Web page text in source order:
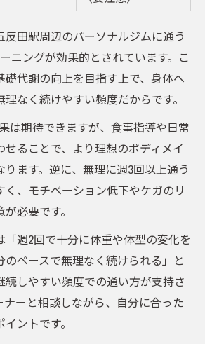
反田駅周辺のパーソナルジムに通う
ニングが効果的とされています。こ
礎代謝の向上を目指す上で、身体へ
なく続けやすい頻度だからです。
は期待できますが、食事指導や日常
せることで、より理想のボディメイ
ます。逆に、無理に週3回以上通う
く、モチベーション低下やケガのリ
必要です。
「週2回で十分に体重や体型の変化を
ペースで無理なく続けられる」と
続しやすい頻度での通い方が支持さ
ナーと相談しながら、自分に合った
ントです。